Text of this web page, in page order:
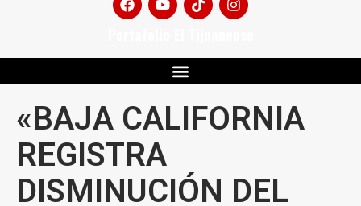
«BAJA CALIFORNIA
REGISTRA
DISMINUCIÓN DEL